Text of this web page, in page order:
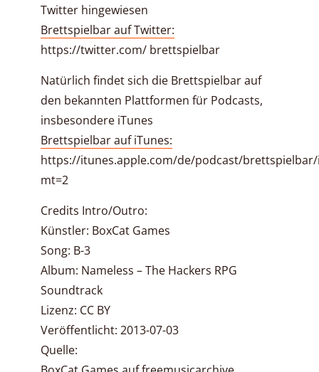
Twitter hingewiesen
Brettspielbar auf Twitter:
https://twitter.com/ brettspielbar
Natürlich findet sich die Brettspielbar auf
den bekannten Plattformen für Podcasts,
insbesondere iTunes
Brettspielbar auf iTunes:
https://itunes.apple.com/de/podcast/brettspielbar/
mt=2
Credits Intro/Outro:
Künstler: BoxCat Games
Song: B-3
Album: Nameless – The Hackers RPG
Soundtrack
Lizenz: CC BY
Veröffentlicht: 2013-07-03
Quelle: